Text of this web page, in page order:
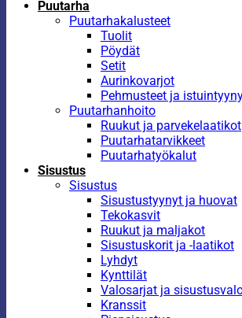
Puutarha
Puutarhakalusteet
Tuolit
Pöydät
Setit
Aurinkovarjot
Pehmusteet ja
Puutarhanhoito
Ruukut ja parvekelaatikot
Puutarhatarvikkeet
Puutarhatyökalut
Sisustus
Sisustus
Sisustustyynyt ja huovat
Tekokasvit
Ruukut ja maljakot
Sisustuskorit ja -laatikot
Lyhdyt
Kynttilät
Valosarjat ja
Kranssit